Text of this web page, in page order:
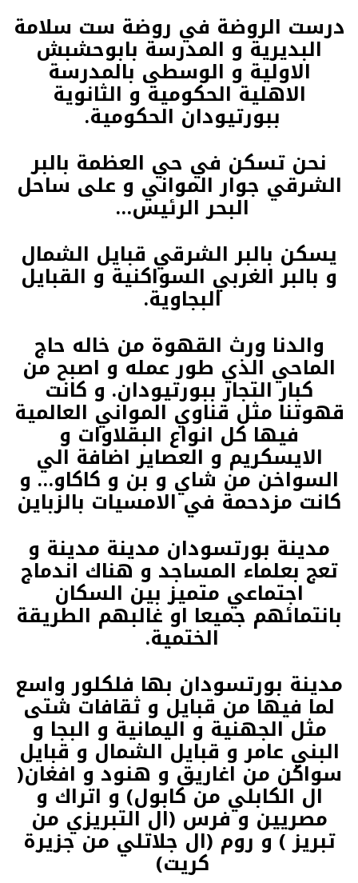
درست الروضة في روضة ست سلامة
البديرية و المدرسة بابوحشبش
الاولية و الوسطى بالمدرسة
الاهلية الحكومية و الثانوية
ببورتيودان الحكومية.
نحن تسكن في حي العظمة بالبر
الشرقي جوار المواني و على ساحل
البحر الرئيس…
يسكن بالبر الشرقي قبايل الشمال
و بالبر الغربي السواكنية و القبايل
البجاوية.
والدنا ورث القهوة من خاله حاج
الماحي الذي طور عمله و اصبح من
كبار التجار ببورتيودان. و كانت
قهوتنا مثل قناوي المواني العالمية
فيها كل انواع البقلاوات و
الايسكريم و العصاير اضافة الي
السواخن من شاي و بن و كاكاو… و
كانت مزدحمة في الامسيات بالزباين
مدينة بورتسودان مدينة مدينة و
تعج بعلماء المساجد و هناك اندماج
اجتماعي متميز بين السكان
بانتمائهم جميعا او غالبهم الطريقة
الختمية.
مدينة بورتسودان بها فلكلور واسع
لما فيها من قبايل و ثقافات شتى
مثل الجهنية و اليمانية و البجا و
البني عامر و قبايل الشمال و قبايل
سواكن من اغاريق و هنود و افغان(
ال الكابلي من كابول) و اتراك و
مصريين و فرس (ال التبريزي من
تبريز ) و روم (ال جلاتلي من جزيرة
كريت)